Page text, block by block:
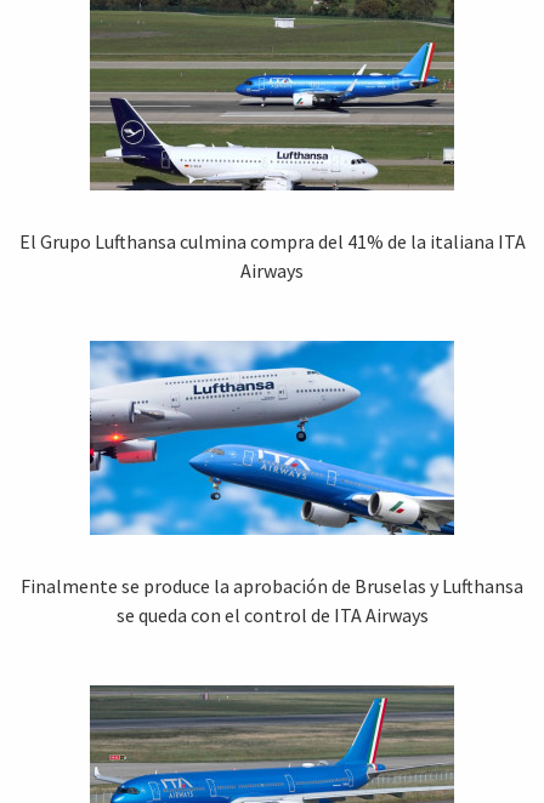
El Grupo Lufthansa culmina compra del 41% de la italiana ITA
Airways
Finalmente se produce la aprobación de Bruselas y Lufthansa
se queda con el control de ITA Airways